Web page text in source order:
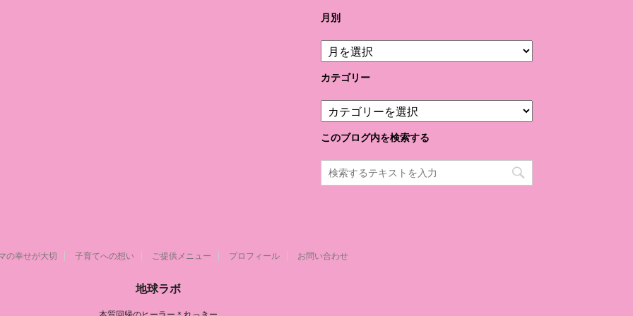
月別
月
別
カテゴリー
テ
ゴ
ー
このブログ内を検索する
の幸せが大切 子育てへの想い ご提供メニュー プロフィール お問い合わせ
地球ラボ